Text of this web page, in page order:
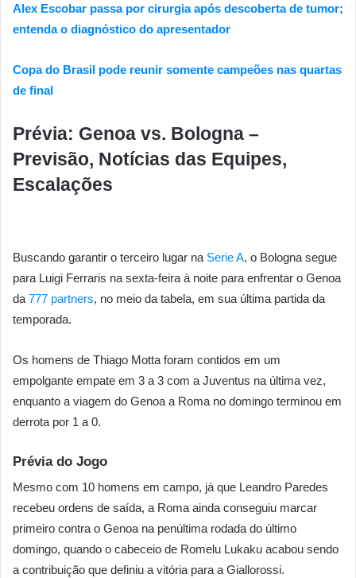
Alex Escobar passa por cirurgia após descoberta de tumor;
entenda o diagnóstico do apresentador
Copa do Brasil pode reunir somente campeões nas quartas
de final
Prévia: Genoa vs. Bologna –
Previsão, Notícias das Equipes,
Escalações
Buscando garantir o terceiro lugar na Serie A, o Bologna segue
para Luigi Ferraris na sexta-feira à noite para enfrentar o Genoa
da 777 partners, no meio da tabela, em sua última partida da
temporada.
Os homens de Thiago Motta foram contidos em um
empolgante empate em 3 a 3 com a Juventus na última vez,
enquanto a viagem do Genoa a Roma no domingo terminou em
derrota por 1 a 0.
Prévia do Jogo
Mesmo com 10 homens em campo, já que Leandro Paredes
recebeu ordens de saída, a Roma ainda conseguiu marcar
primeiro contra o Genoa na penúltima rodada do último
domingo, quando o cabeceio de Romelu Lukaku acabou sendo
a contribuição que definiu a vitória para a Giallorossi.